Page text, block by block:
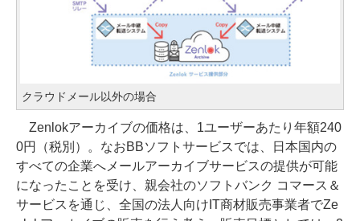
クラウドメール以外の場合
Zenlokアーカイブの価格は、1ユーザーあたり年額240
0円（税別）。なおBBソフトサービスでは、日本国内の
すべての企業へメールアーカイブサービスの提供が可能
になったことを受け、親会社のソフトバンク コマース＆
サービスを通じ、全国の法人向けIT商材販売事業者でZe